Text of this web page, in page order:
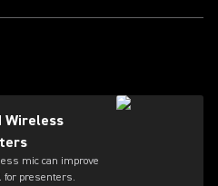
Wireless
mic can improve
for presenters.